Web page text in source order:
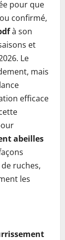
pour que
confirmé,
à son
et
Le
mais
efficace
abeilles
ruches,
les